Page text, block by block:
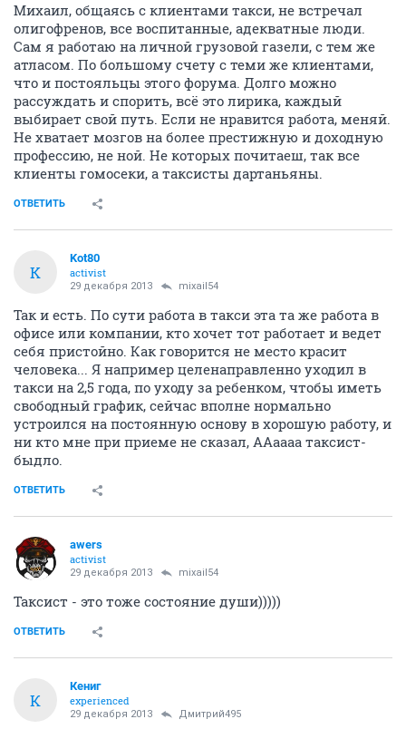
Михаил, общаясь с клиентами такси, не встречал
олигофренов, все воспитанные, адекватные люди.
Сам я работаю на личной грузовой газели, с тем же
атласом. По большому счету с теми же клиентами,
что и постояльцы этого форума. Долго можно
рассуждать и спорить, всё это лирика, каждый
выбирает свой путь. Если не нравится работа, меняй.
Не хватает мозгов на более престижную и доходную
профессию, не ной. Не которых почитаеш, так все
клиенты гомосеки, а таксисты дартаньяны.
ОТВЕТИТЬ
K
Kot80
activist
29 декабря 2013 mixail54
Так и есть. По сути работа в такси эта та же работа в
офисе или компании, кто хочет тот работает и ведет
себя пристойно. Как говорится не место красит
человека... Я например целенаправленно уходил в
такси на 2,5 года, по уходу за ребенком, чтобы иметь
свободный график, сейчас вполне нормально
устроился на постоянную основу в хорошую работу, и
ни кто мне при приеме не сказал, ААаааа таксист-
быдло.
ОТВЕТИТЬ
awers
activist
29 декабря 2013 mixail54
Таксист - это тоже состояние души)))))
ОТВЕТИТЬ
К
Кениг
experienced
29 декабря 2013 Дмитрий495